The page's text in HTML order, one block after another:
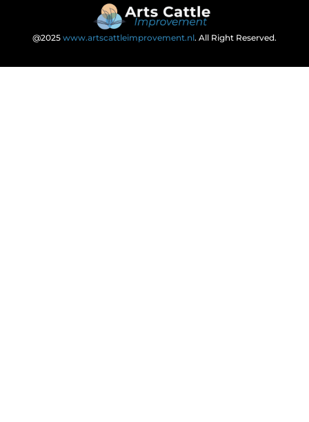
@2025 www.artscattleimprovement.nl. All Right Reserved.